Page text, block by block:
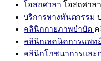
โอสถศาลา โอสถศาลา
บริการทางทันตกรรม
คลินิกกายภาพบำบัด ค
คลินิกเทคนิคการแพทย์
คลินิกโภชนาการและ